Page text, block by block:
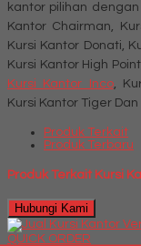
kantor pilihan
Kantor Chairman,
Kursi Kantor Donati,
Kursi Kantor High
Kursi Kantor Inco,
Kursi Kantor Tiger
Produk Terkait
Produk Terbaru
Produk Terkait Kursi
Hubungi Kami
QUICK ORDER